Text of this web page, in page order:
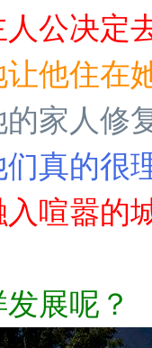
公决定
他住在
家人修
真的很
喧嚣的
展呢？